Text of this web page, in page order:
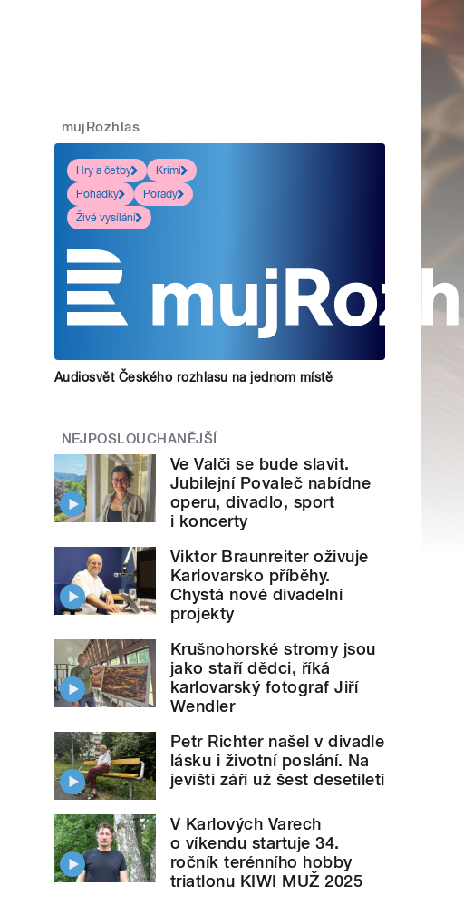
mujRozhlas
Hry a četby
Krimi
Pohádky
Pořady
Živé vysílání
Audiosvět Českého rozhlasu na jednom místě
NEJPOSLOUCHANĚJŠÍ
Ve Valči se bude slavit.
Jubilejní Povaleč nabídne
operu, divadlo, sport
i koncerty
Viktor Braunreiter oživuje
Karlovarsko příběhy.
Chystá nové divadelní
projekty
Krušnohorské stromy jsou
jako staří dědci, říká
karlovarský fotograf Jiří
Wendler
Petr Richter našel v divadle
lásku i životní poslání. Na
jevišti září už šest desetiletí
V Karlových Varech
o víkendu startuje 34.
ročník terénního hobby
triatlonu KIWI MUŽ 2025